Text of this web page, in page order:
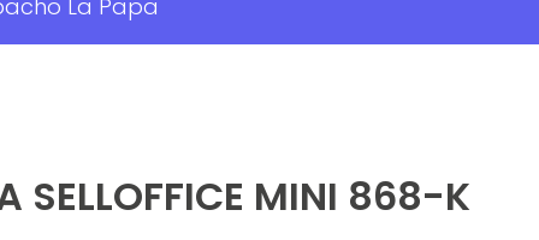
La Papa
SELLOFFICE MINI 868-K